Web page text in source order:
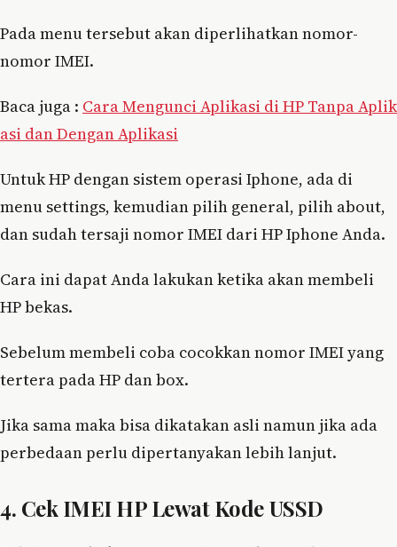
Pada menu tersebut akan diperlihatkan nomor-
nomor IMEI.
Baca juga : Cara Mengunci Aplikasi di HP Tanpa Aplik
asi dan Dengan Aplikasi
Untuk HP dengan sistem operasi Iphone, ada di
menu settings, kemudian pilih general, pilih about,
dan sudah tersaji nomor IMEI dari HP Iphone Anda.
Cara ini dapat Anda lakukan ketika akan membeli
HP bekas.
Sebelum membeli coba cocokkan nomor IMEI yang
tertera pada HP dan box.
Jika sama maka bisa dikatakan asli namun jika ada
perbedaan perlu dipertanyakan lebih lanjut.
4. Cek IMEI HP Lewat Kode USSD